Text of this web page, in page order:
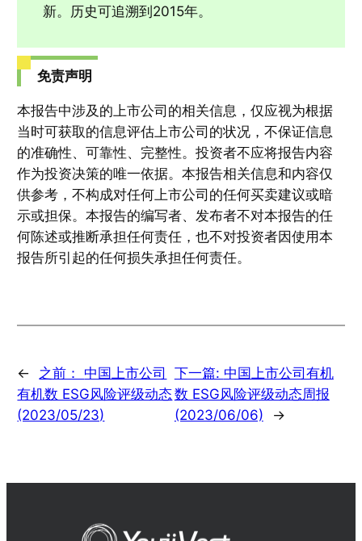
新。历史可追溯到2015年。
免责声明
本报告中涉及的上市公司的相关信息，仅应视为根据
当时可获取的信息评估上市公司的状况，不保证信息
的准确性、可靠性、完整性。投资者不应将报告内容
作为投资决策的唯一依据。本报告相关信息和内容仅
供参考，不构成对任何上市公司的任何买卖建议或暗
示或担保。本报告的编写者、发布者不对本报告的任
何陈述或推断承担任何责任，也不对投资者因使用本
报告所引起的任何损失承担任何责任。
← 之前： 中国上市公司
有机数 ESG风险评级动态
(2023/05/23)
下一篇: 中国上市公司有机
数 ESG风险评级动态周报
(2023/06/06)
→